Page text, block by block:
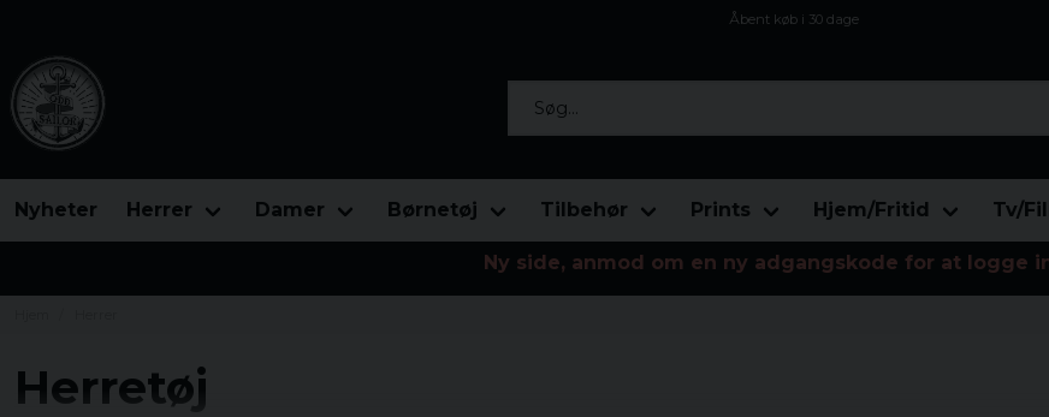
Åbent køb i 30 dage
Nyheter Herrer Damer Børnetøj Tilbehør Prints Hjem/Fritid Tv/
Ny side, anmod om en ny adgangskode for at logge
Herretøj